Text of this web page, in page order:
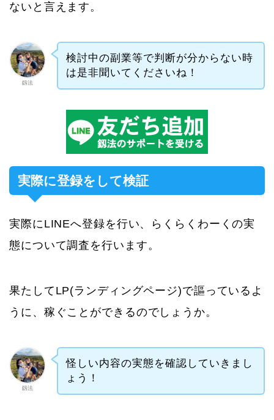
ないと言えます。
釼法
検討中の副業等で判断が分からない時
は是非聞いてくださいね！
実際に登録をして検証
実際にLINEへ登録を行い、らくらくわーくの実
態について調査を行います。
果たしてLP(ランディングページ)で謳っているよ
うに、稼ぐことができるのでしょうか。
釼法
怪しい内容の実態を確認していきまし
ょう！